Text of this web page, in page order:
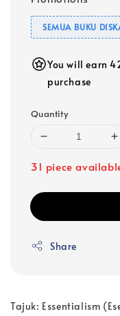
SEMUA BUKU
You will earn
purchase
Quantity
31 piece
Share
Tajuk: Essentialism